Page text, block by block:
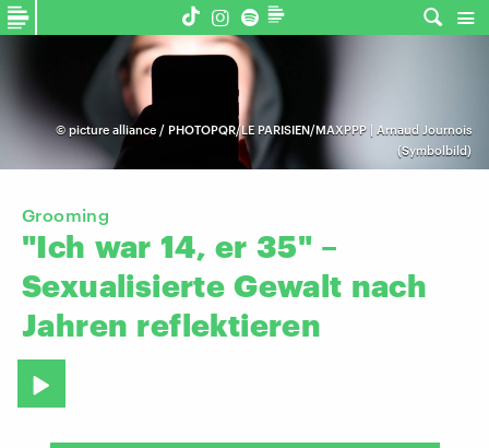
©picture alliance / PHOTOPQR/LE PARISIEN/MAXPPP | Arnaud Journois
(Symbolbild)
Grooming
"Ich war 14, er 35" –
Sexualisierte Gewalt nach
Jahren reflektieren